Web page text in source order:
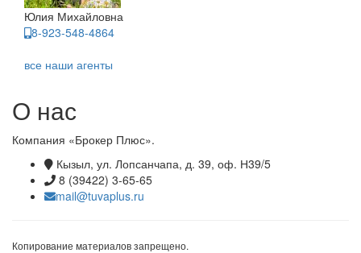
Юлия Михайловна
8-923-548-4864
все наши агенты
О нас
Компания «Брокер Плюс».
Кызыл, ул. Лопсанчапа, д. 39, оф. Н39/5
8 (39422) 3-65-65
mail@tuvaplus.ru
Копирование материалов запрещено.